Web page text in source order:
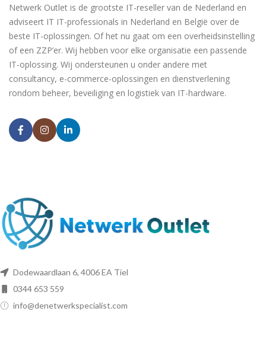
Netwerk Outlet is de grootste IT-reseller van de Nederland en
adviseert IT IT-professionals in Nederland en België over de
beste IT-oplossingen. Of het nu gaat om een overheidsinstelling
of een ZZP’er. Wij hebben voor elke organisatie een passende
IT-oplossing. Wij ondersteunen u onder andere met
consultancy, e-commerce-oplossingen en dienstverlening
rondom beheer, beveiliging en logistiek van IT-hardware.
Dodewaardlaan 6, 4006 EA Tiel
0344 653 559
info@denetwerkspecialist.com